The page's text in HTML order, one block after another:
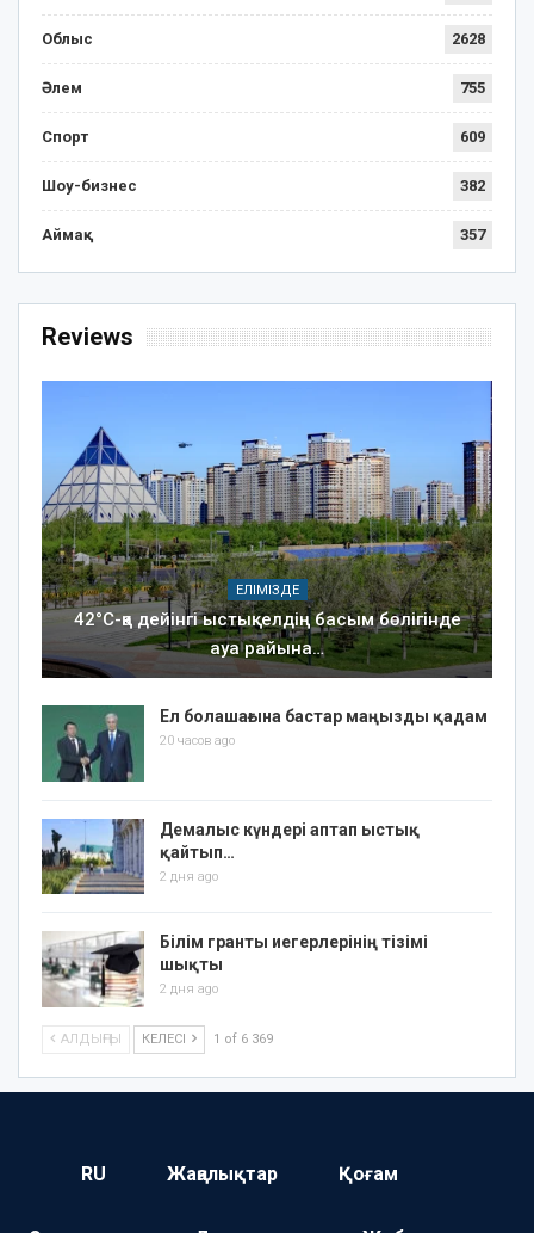
Облыс 2628
Әлем 755
Спорт 609
Шоу-бизнес 382
Аймақ 357
Reviews
ЕЛІМІЗДЕ
42°C-қа дейінгі ыстық: елдің басым бөлігінде
ауа райына…
Ел болашағына бастар маңызды қадам
20 часов ago
Демалыс күндері аптап ыстық
қайтып…
2 дня ago
Білім гранты иегерлерінің тізімі
шықты
2 дня ago
АЛДЫҢҒЫ КЕЛЕСІ 1 of 6 369
RU Жаңалықтар Қоғам